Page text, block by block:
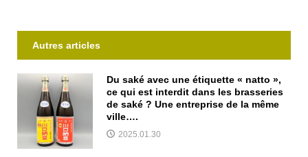
Autres articles
Du saké avec une étiquette « natto »,
ce qui est interdit dans les brasseries
de saké ? Une entreprise de la même
ville….
2025.01.30